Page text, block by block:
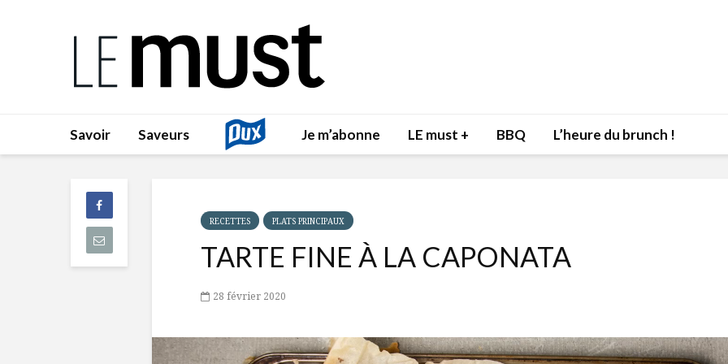
Savoir Saveurs Je m’abonne LE must + BBQ L’heure du brunch !
RECETTES PLATS PRINCIPAUX
TARTE FINE À LA CAPONATA
28 février 2020
Lecteur
Inspiration du Chef
4 février 2022
Les